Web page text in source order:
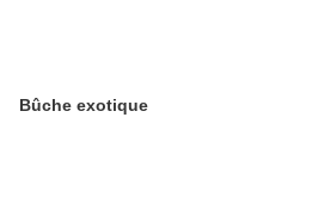
Bûche exotique